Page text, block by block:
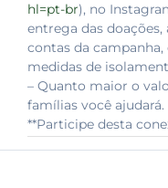
hl=pt-br), no
entrega das doações,
contas da
medidas de
– Quanto maior o
famílias você ajudará.
**Participe desta